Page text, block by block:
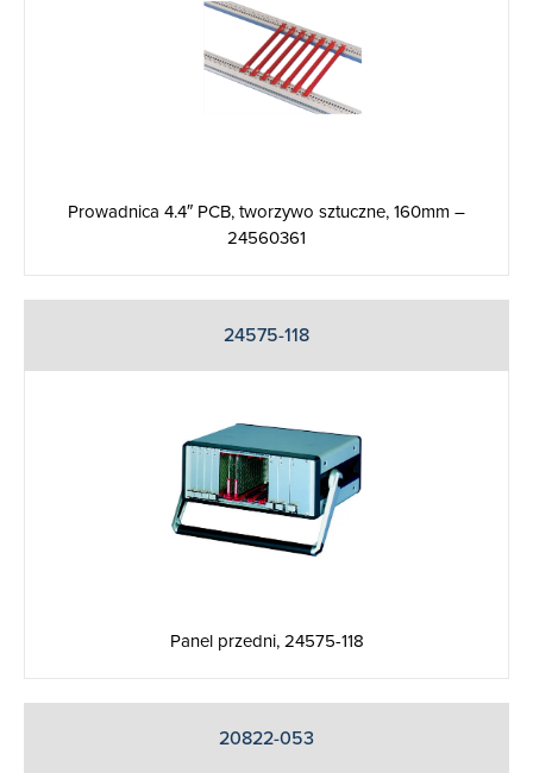
Prowadnica 4.4″ PCB, tworzywo sztuczne, 160mm –
24560361
24575-118
Panel przedni, 24575-118
20822-053